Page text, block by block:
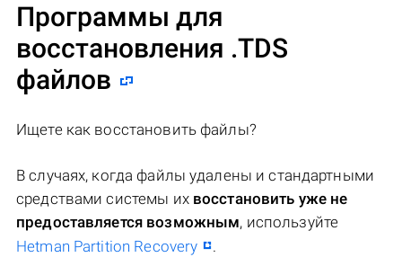
Программы для
восстановления .TDS
файлов
Ищете как восстановить файлы?
В случаях, когда файлы удалены и стандартными
средствами системы их восстановить уже не
предоставляется возможным, используйте
Hetman Partition Recovery
.